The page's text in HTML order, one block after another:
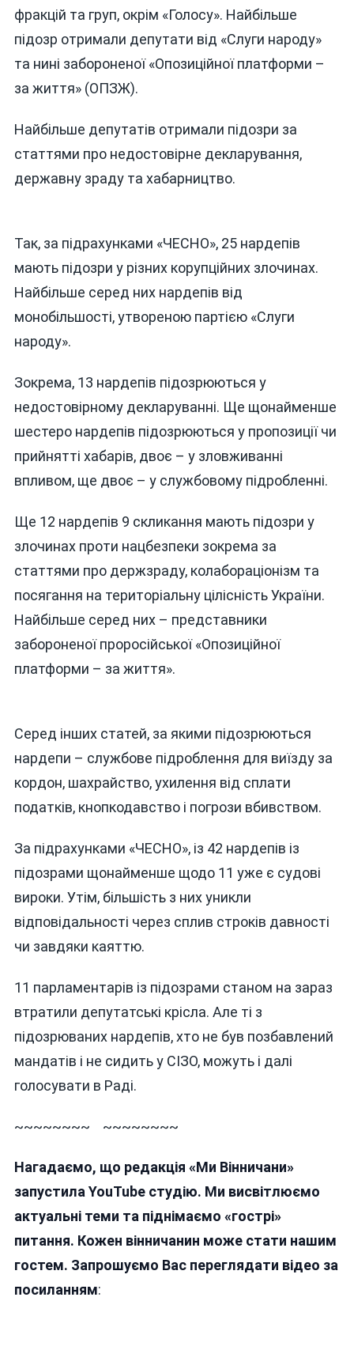
фракцій та груп, окрім «Голосу». Найбільше
підозр отримали депутати від «Слуги народу»
та нині забороненої «Опозиційної платформи –
за життя» (ОПЗЖ).
Найбільше депутатів отримали підозри за
статтями про недостовірне декларування,
державну зраду та хабарництво.
Так, за підрахунками «ЧЕСНО», 25 нардепів
мають підозри у різних корупційних злочинах.
Найбільше серед них нардепів від
монобільшості, утвореною партією «Слуги
народу».
Зокрема, 13 нардепів підозрюються у
недостовірному декларуванні. Ще щонайменше
шестеро нардепів підозрюються у пропозиції чи
прийнятті хабарів, двоє – у зловживанні
впливом, ще двоє – у службовому підробленні.
Ще 12 нардепів 9 скликання мають підозри у
злочинах проти нацбезпеки зокрема за
статтями про держзраду, колабораціонізм та
посягання на територіальну цілісність України.
Найбільше серед них – представники
забороненої проросійської «Опозиційної
платформи – за життя».
Серед інших статей, за якими підозрюються
нардепи – службове підроблення для виїзду за
кордон, шахрайство, ухилення від сплати
податків, кнопкодавство і погрози вбивством.
За підрахунками «ЧЕСНО», із 42 нардепів із
підозрами щонайменше щодо 11 уже є судові
вироки. Утім, більшість з них уникли
відповідальності через сплив строків давності
чи завдяки каяттю.
11 парламентарів із підозрами станом на зараз
втратили депутатські крісла. Але ті з
підозрюваних нардепів, хто не був позбавлений
мандатів і не сидить у СІЗО, можуть і далі
голосувати в Раді.
~~~~~~~~ ~~~~~~~~
Нагадаємо, що редакція «Ми Вінничани»
запустила YouTube студію. Ми висвітлюємо
актуальні теми та піднімаємо «гострі»
питання. Кожен вінничанин може стати нашим
гостем. Запрошуємо Вас переглядати відео за
посиланням: